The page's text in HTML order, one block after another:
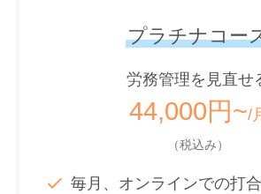
プラチナコー
労務管理を見直せ
44,000円~/
（税込み）
毎月、オンラインでの打